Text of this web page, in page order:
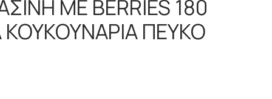
ΜΕ BERRIES 180
ΚΟΥΚΟΥΝΑΡΙΑ ΠΕΥΚΟ